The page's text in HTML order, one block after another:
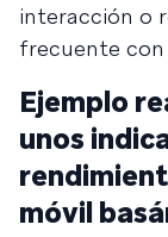
interacción o
frecuente
Ejemplo
unos
móvil